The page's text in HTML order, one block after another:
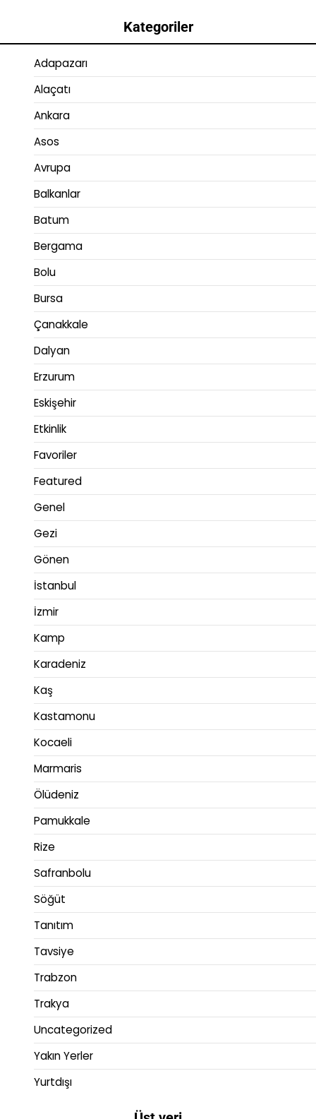
Kategoriler
Adapazarı
Alaçatı
Ankara
Asos
Avrupa
Balkanlar
Batum
Bergama
Bolu
Bursa
Çanakkale
Dalyan
Erzurum
Eskişehir
Etkinlik
Favoriler
Featured
Genel
Gezi
Gönen
İstanbul
İzmir
Kamp
Karadeniz
Kaş
Kastamonu
Kocaeli
Marmaris
Ölüdeniz
Pamukkale
Rize
Safranbolu
Söğüt
Tanıtım
Tavsiye
Trabzon
Trakya
Uncategorized
Yakın Yerler
Yurtdışı